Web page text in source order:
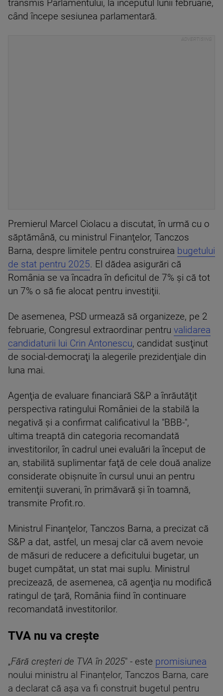
transmis Parlamentului, la începutul lunii februarie,
când începe sesiunea parlamentară.
Premierul Marcel Ciolacu a discutat, în urmă cu o
săptămână, cu ministrul Finanţelor, Tanczos
Barna, despre limitele pentru construirea bugetului
de stat pentru 2025. El dădea asigurări că
România se va încadra în deficitul de 7% şi că tot
un 7% o să fie alocat pentru investiţii.
De asemenea, PSD urmează să organizeze, pe 2
februarie, Congresul extraordinar pentru validarea
candidaturii lui Crin Antonescu, candidat susţinut
de social-democraţi la alegerile prezidenţiale din
luna mai.
Agenţia de evaluare financiară S&P a înrăutăţit
perspectiva ratingului României de la stabilă la
negativă şi a confirmat calificativul la "BBB-",
ultima treaptă din categoria recomandată
investitorilor, în cadrul unei evaluări la început de
an, stabilită suplimentar faţă de cele două analize
considerate obişnuite în cursul unui an pentru
emitenţii suverani, în primăvară şi în toamnă,
transmite Profit.ro.
Ministrul Finanţelor, Tanczos Barna, a precizat că
S&P a dat, astfel, un mesaj clar că avem nevoie
de măsuri de reducere a deficitului bugetar, un
buget cumpătat, un stat mai suplu. Ministrul
precizează, de asemenea, că agenţia nu modifică
ratingul de ţară, România fiind în continuare
recomandată investitorilor.
TVA nu va crește
„Fără creșteri de TVA în 2025" - este promisiunea
noului ministru al Finanțelor, Tanczos Barna, care
a declarat că așa va fi construit bugetul pentru